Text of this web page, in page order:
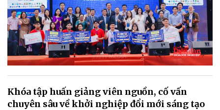
Khóa tập huấn giảng viên nguồn, cố vấn
chuyên sâu về khởi nghiệp đổi mới sáng tạo